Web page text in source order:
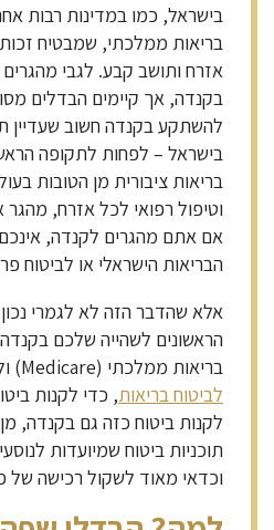
בישראל, כמו במדינות רבות
בריאות ממלכתי, שמבטיח
אזרח ותושב קבע. לגבי
בקנדה, אך קיימים הבדלים
להשתקע בקנדה חשוב שעדיין
בישראל – לפחות לתקופה
בריאות ציבורית מן הטובות
וטיפול רפואי לכל אזרח,
אם אתם מהגרים לקנדה, אינכם
הבריאות הישראלי או לביטוח
אלא שהדבר הזה לא לגמרי
הראשונים לשהייה שלכם
בריאות ממלכתי (Medicare) ולכן חשובה
לביטוח בריאות, כדי לקנות
לקנות ביטוח כזה גם בקנדה,
תוכניות ביטוח שמיועדות
וכדאי מאוד לשקול רכישה של